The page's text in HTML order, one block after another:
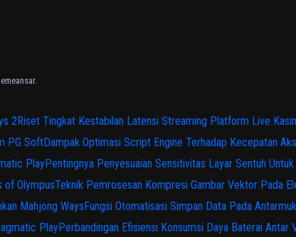
.
2Riset Tingkat Kestabilan Latensi Streaming Platform Live
PG SoftDampak Optimasi Script Engine Terhadap Kecepatan
PlayPentingnya Penyesuaian Sensitivitas Layar Sentuh
of OlympusTeknik Pemrosesan Kompresi Gambar Vektor Pada
Mahjong WaysFungsi Otomatisasi Simpan Data Pada
PlayPerbandingan Efisiensi Konsumsi Daya Baterai Antar